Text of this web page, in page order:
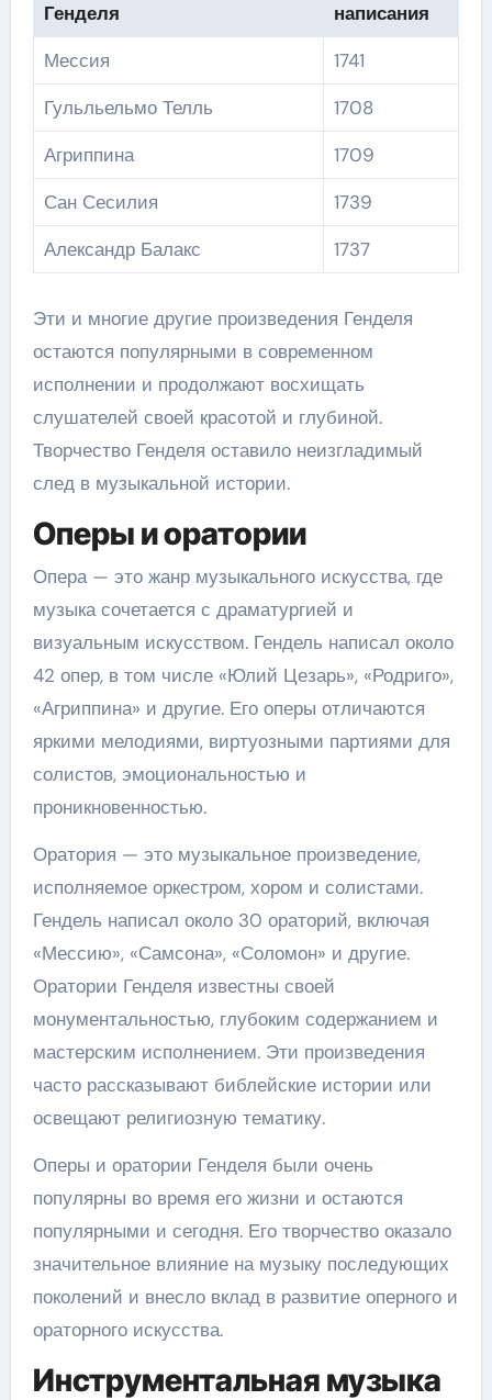
Генделя
написания
Мессия
1741
Гульльельмо Телль
1708
Агриппина
1709
Сан Сесилия
1739
Александр Балакс
1737
Эти и многие другие произведения Генделя
остаются популярными в современном
исполнении и продолжают восхищать
слушателей своей красотой и глубиной.
Творчество Генделя оставило неизгладимый
след в музыкальной истории.
Оперы и оратории
Опера — это жанр музыкального искусства, где
музыка сочетается с драматургией и
визуальным искусством. Гендель написал около
42 опер, в том числе «Юлий Цезарь», «Родриго»,
«Агриппина» и другие. Его оперы отличаются
яркими мелодиями, виртуозными партиями для
солистов, эмоциональностью и
проникновенностью.
Оратория — это музыкальное произведение,
исполняемое оркестром, хором и солистами.
Гендель написал около 30 ораторий, включая
«Мессию», «Самсона», «Соломон» и другие.
Оратории Генделя известны своей
монументальностью, глубоким содержанием и
мастерским исполнением. Эти произведения
часто рассказывают библейские истории или
освещают религиозную тематику.
Оперы и оратории Генделя были очень
популярны во время его жизни и остаются
популярными и сегодня. Его творчество оказало
значительное влияние на музыку последующих
поколений и внесло вклад в развитие оперного и
ораторного искусства.
Инструментальная музыка